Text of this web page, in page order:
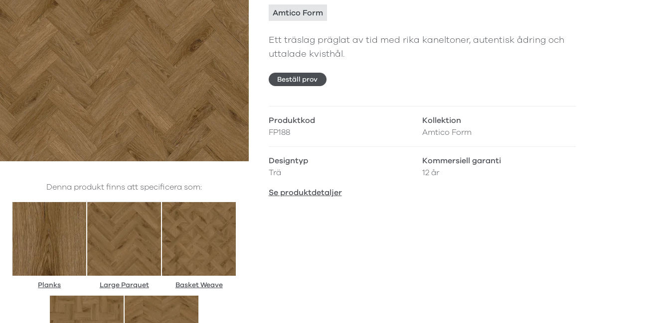
Amtico Form
Ett träslag präglat av tid med rika kaneltoner, autentisk ådring och
uttalade kvisthål.
Beställ prov
Denna produkt finns att specificera som:
Planks Large Parquet Basket Weave
Produktkod
FP188
Kollektion
Amtico Form
Designtyp
Trä
Kommersiell garanti
12 år
Se produktdetaljer